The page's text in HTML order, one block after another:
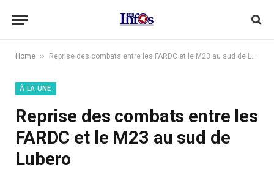
Home » Reprise des combats entre les FARDC et le M23 au sud de Lubero
À LA UNE
Reprise des combats entre les
FARDC et le M23 au sud de
Lubero